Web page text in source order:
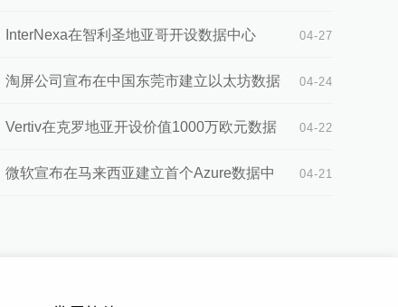
心
InterNexa在智利圣地亚哥开设数据中心 04-27
淘屏公司宣布在中国东莞市建立以太坊数据
中心
04-24
Vertiv在克罗地亚开设价值1000万欧元数据
中心
04-22
微软宣布在马来西亚建立首个Azure数据中 04-21